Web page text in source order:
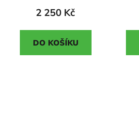
produktu
z
2 250 Kč
DO KOŠÍKU